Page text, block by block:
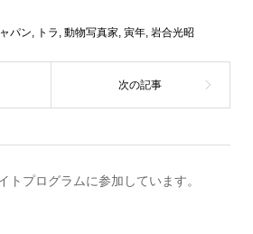
パン, トラ , 動物写真家, 寅年, 岩合光昭
プログラムに参加しています。